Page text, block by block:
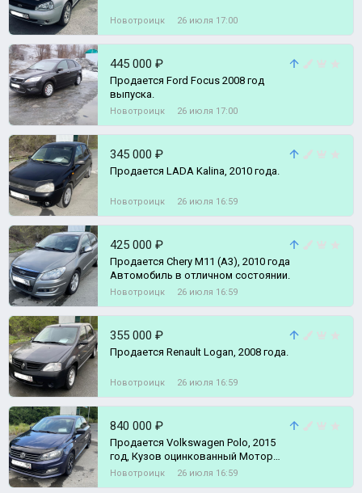
Новотроицк 26 июля 17:00
445 000 ₽
Продается Ford Focus 2008 год
выпуска.
Новотроицк 26 июля 17:00
345 000 ₽
Продается LADA Kalina, 2010 года.
Новотроицк 26 июля 16:59
425 000 ₽
Продается Chery M11 (A3), 2010 года
Автомобиль в отличном состоянии.
Новотроицк 26 июля 16:59
355 000 ₽
Продается Renault Logan, 2008 года.
Новотроицк 26 июля 16:59
840 000 ₽
Продается Volkswagen Polo, 2015
год, Кузов оцинкованный Мотор
работает отлично, надёжный и пра
Новотроицк 26 июля 16:59